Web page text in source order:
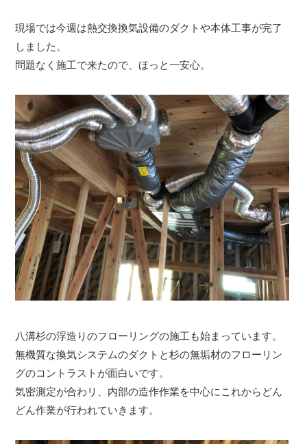
現場では今週は熱交換換気設備のダクトや本体工事が完了
しました。
問題なく施工で来たので、ほっと一安心。
八溝杉の浮造りのフローリングの施工も始まっています。
無機質な換気システムのダクトと杉の無垢材のフローリン
グのコントラストが面白いです。
気密測定が合わリ、内部の造作作業を中心にこれからどん
どん作業が行われていきます。